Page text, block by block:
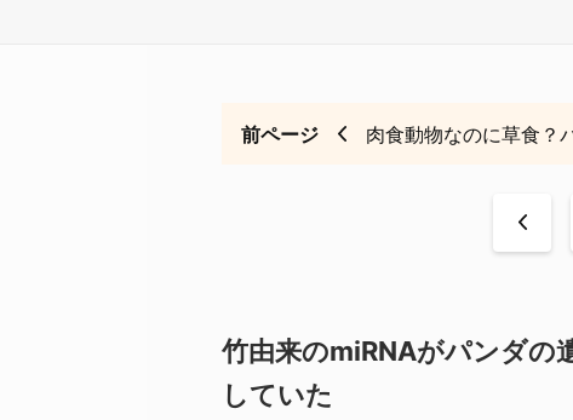
前ページ 肉食動物なのに草食？
<
竹由来のmiRNAがパンダの
していた